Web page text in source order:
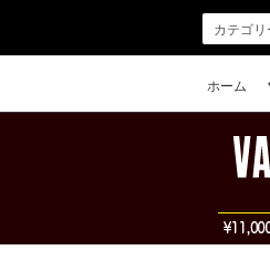
ホーム